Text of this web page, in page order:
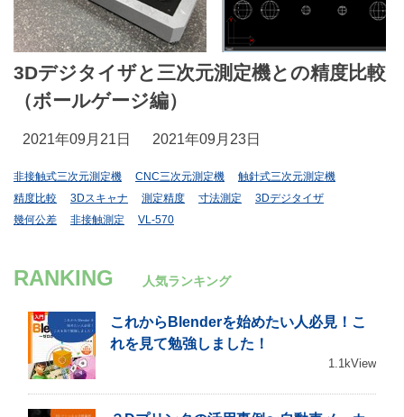
3Dデジタイザと三次元測定機との精度比較
（ボールゲージ編）
2021年09月21日 2021年09月23日
非接触式三次元測定機 CNC三次元測定機
触針式三次元測定機
精度比較
3Dスキャナ 測定精度 寸法測定
3Dデジタイザ
幾何公差
非接触測定 VL-570
RANKING 人気ランキング
これからBlenderを始めたい人必見！こ
れを見て勉強しました！
1.1kView